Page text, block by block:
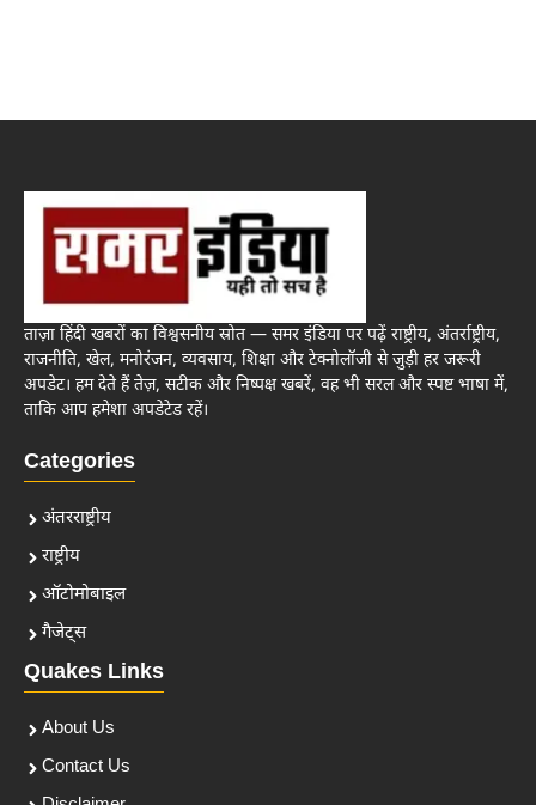
ताज़ा हिंदी खबरों का विश्वसनीय स्रोत — समर इंडिया पर पढ़ें राष्ट्रीय, अंतर्राष्ट्रीय,
राजनीति, खेल, मनोरंजन, व्यवसाय, शिक्षा और टेक्नोलॉजी से जुड़ी हर जरूरी
अपडेट। हम देते हैं तेज़, सटीक और निष्पक्ष खबरें, वह भी सरल और स्पष्ट भाषा में,
ताकि आप हमेशा अपडेटेड रहें।
Categories
अंतरराष्ट्रीय
राष्ट्रीय
ऑटोमोबाइल
गैजेट्स
Quakes Links
About Us
Contact Us